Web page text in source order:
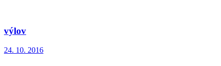
výlov
24. 10. 2016